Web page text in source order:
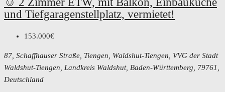
und Tiefgaragenstellplatz, vermietet!
153.000€
87, Schaffhauser Straße, Tiengen, Waldshut-Tiengen, VVG der Stadt
Waldshut-Tiengen, Landkreis Waldshut, Baden-Württemberg, 79761,
Deutschland